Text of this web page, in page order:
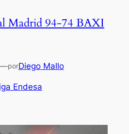
Madrid 94-74 BAXI
—porDiego Mallo
Endesa